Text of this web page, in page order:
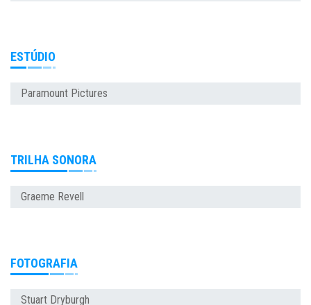
ESTÚDIO
Paramount Pictures
TRILHA SONORA
Graeme Revell
FOTOGRAFIA
Stuart Dryburgh